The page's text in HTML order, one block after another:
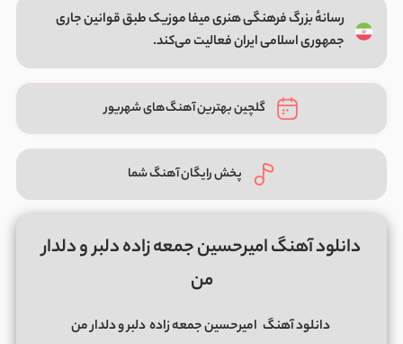
رسانهٔ بزرگ فرهنگی هنری میفا موزیک طبق قوانین جاری
جمهوری اسلامی ایران فعالیت می‌کند.
گلچین بهترین آهنگ‌های شهریور
پخش رایگان آهنگ شما
دانلود آهنگ امیرحسین جمعه زاده دلبر و دلدار
من
دانلود آهنگ امیرحسین جمعه زادهدلبر و دلدار من